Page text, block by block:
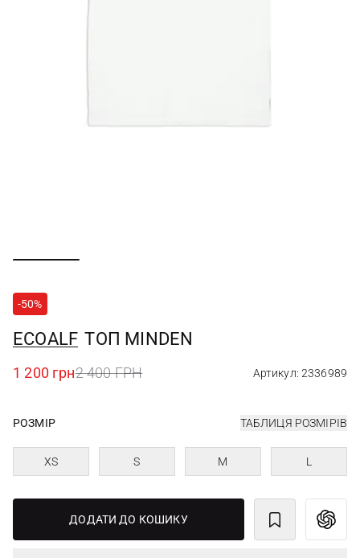
-50%
ECOALF ТОП MINDEN
1 200 грн2 400 ГРН Артикул: 2336989
РОЗМІР ТАБЛИЦЯ РОЗМІРІВ
XS S M L
ДОДАТИ ДО КОШИКУ